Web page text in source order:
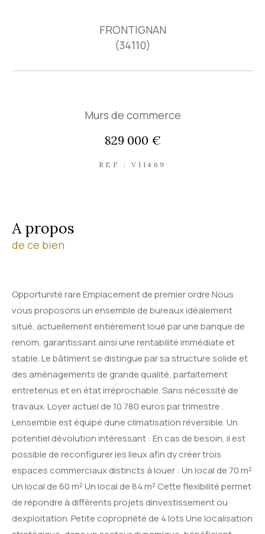
FRONTIGNAN
(34110)
Murs de commerce
829 000 €
REF : VI1469
a propos
de ce bien
Opportunité rare Emplacement de premier ordre Nous
vous proposons un ensemble de bureaux idéalement
situé, actuellement entièrement loué par une banque de
renom, garantissant ainsi une rentabilité immédiate et
stable. Le bâtiment se distingue par sa structure solide et
des aménagements de grande qualité, parfaitement
entretenus et en état irréprochable. Sans nécessité de
travaux. Loyer actuel de 10 780 euros par trimestre .
Lensemble est équipé dune climatisation réversible. Un
potentiel dévolution intéressant : En cas de besoin, il est
possible de reconfigurer les lieux afin dy créer trois
espaces commerciaux distincts à louer : Un local de 70 m²
Un local de 60 m² Un local de 84 m² Cette flexibilité permet
de répondre à différents projets dinvestissement ou
dexploitation. Petite copropriété de 4 lots Une localisation